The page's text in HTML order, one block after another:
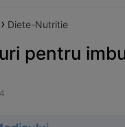
› Diete-Nutritie
pentru